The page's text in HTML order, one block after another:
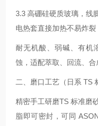
3.3 高硼硅硬质玻璃，线
电热套直接加热不易炸裂
耐无机酸、弱碱、有机
蚀，适配萃取、回流、合
二、磨口工艺（日系 TS
精密手工研磨TS 标准磨
脂即可密封，可同